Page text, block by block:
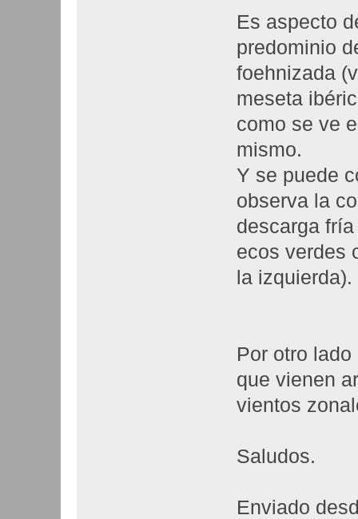
Es aspecto
predominio
foehnizada
meseta
como se ve
mismo.
Y se puede
observa la
descarga
ecos verdes
la izquierda).
Por otro
que vienen
vientos
Saludos.
Enviado